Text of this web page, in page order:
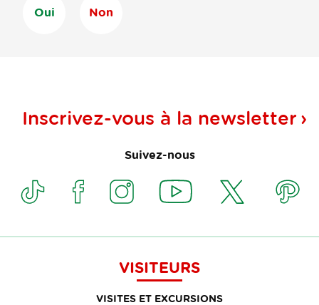
Oui Non
Inscrivez-vous à la newsletter
Suivez-nous
VISITEURS
VISITES ET EXCURSIONS